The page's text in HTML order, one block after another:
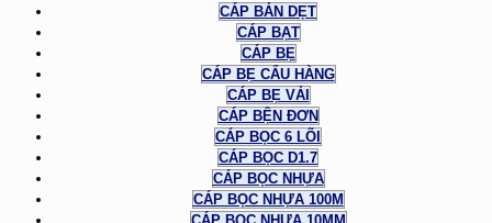
CÁP BẢN DẸT
CÁP BẠT
CÁP BẸ
CÁP BẸ CẨU HÀNG
CÁP BẸ VẢI
CÁP BỆN ĐƠN
CÁP BỌC 6 LÕI
CÁP BỌC D1.7
CÁP BỌC NHỰA
CÁP BỌC NHỰA 100M